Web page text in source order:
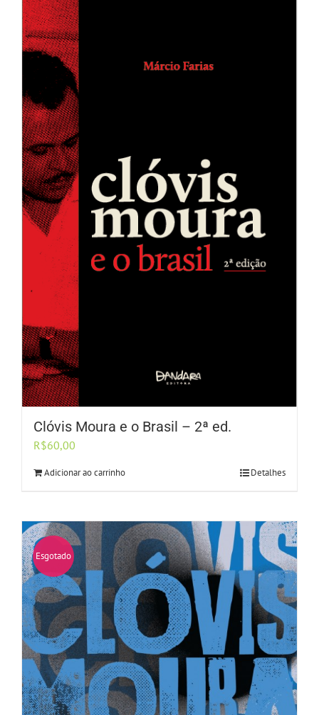
Clóvis Moura e o Brasil – 2ª ed.
R$60,00
Adicionar ao carrinho Detalhes
Esgotado